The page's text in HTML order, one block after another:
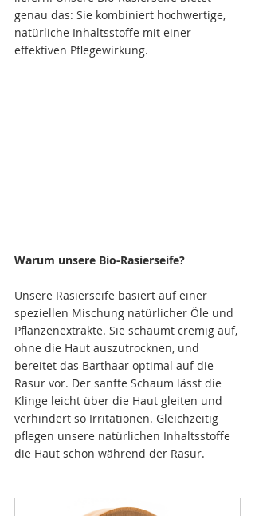
genau das: Sie kombiniert hochwertige,
natürliche Inhaltsstoffe mit einer
effektiven Pflegewirkung.
Warum unsere Bio-Rasierseife?
Unsere Rasierseife basiert auf einer
speziellen Mischung natürlicher Öle und
Pflanzenextrakte. Sie schäumt cremig auf,
ohne die Haut auszutrocknen, und
bereitet das Barthaar optimal auf die
Rasur vor. Der sanfte Schaum lässt die
Klinge leicht über die Haut gleiten und
verhindert so Irritationen. Gleichzeitig
pflegen unsere natürlichen Inhaltsstoffe
die Haut schon während der Rasur.